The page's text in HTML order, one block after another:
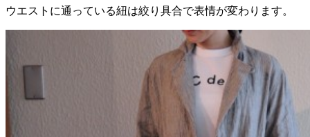
ウエストに通っている紐は絞り具合で表情が変わります。